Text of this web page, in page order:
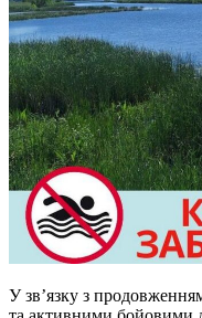
У зв’язку з